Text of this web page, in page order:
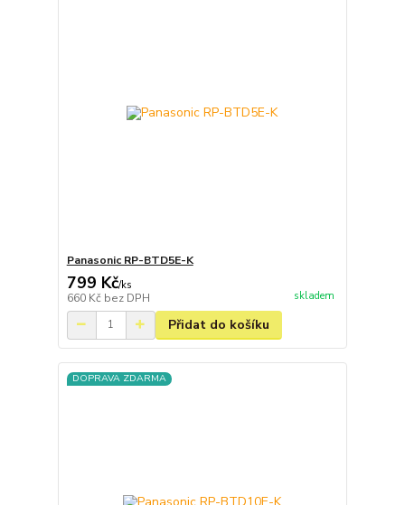
Panasonic RP-BTD5E-K
799 Kč/ks
660 Kč bez DPH skladem
Přidat do košíku
DOPRAVA ZDARMA